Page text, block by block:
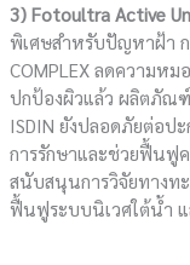
3) Fotoultra Active
พิเศษสำหรับปัญหาฝ้า ก
COMPLEX ลดความห
ปกป้องผิวแล้ว ผลิตภัณฑ์
ISDIN ยังปลอดภัยต่อป
การรักษาและช่วยฟื้นฟูค
สนับสนุนการวิจัยทางท
ฟื้นฟูระบบนิเวศใต้น้ำ แ